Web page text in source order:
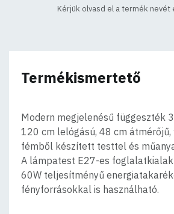
Kérjük olvasd el a termék nevét
Termékismertető
Modern megjelenésű függeszték
120 cm lelógású, 48 cm átmérőjű,
fémből készített testtel és
A lámpatest E27-es
60W teljesítményű
fényforrásokkal is használható.